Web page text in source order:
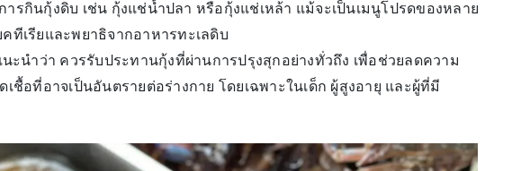
รกินกุ้งดิบ เช่น กุ้งแช่น้ำปลา หรือกุ้งแช่เหล้า แม้จะเป็นเมนูโปรดของหลาย
ทีเรียและพยาธิจากอาหารทะเลดิบ
นำว่า ควรรับประทานกุ้งที่ผ่านการปรุงสุกอย่างทั่วถึง เพื่อช่วยลดความ
ชื้อที่อาจเป็นอันตรายต่อร่างกาย โดยเฉพาะในเด็ก ผู้สูงอายุ และผู้ที่มี